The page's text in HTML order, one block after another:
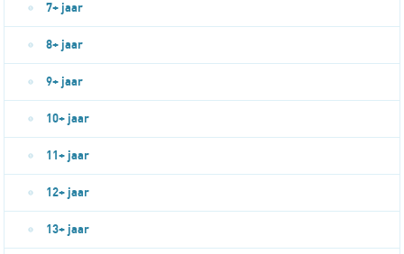
7+ jaar
8+ jaar
9+ jaar
10+ jaar
11+ jaar
12+ jaar
13+ jaar